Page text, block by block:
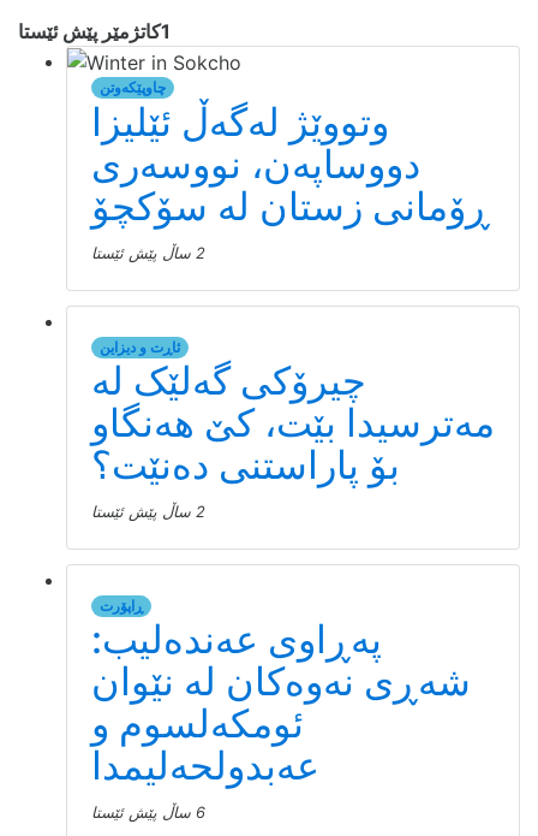
1كاتژمێر پێش ئێستا
چاوپێکەوتن
وتووێژ لەگەڵ ئێلیزا
دووساپەن، نووسەری
ڕۆمانی زستان لە سۆکچۆ
2 ساڵ پێش ئێستا
ئاڕت و دیزاین
چیرۆکی گەلێک لە
مەترسیدا بێت، کێ هەنگاو
بۆ پاراستنی دەنێت؟
2 ساڵ پێش ئێستا
ڕاپۆرت
پەڕاوی عەندەلیب:
شەڕی نەوەکان لە نێوان
ئومکەلسوم و
عەبدولحەلیمدا
6 ساڵ پێش ئێستا